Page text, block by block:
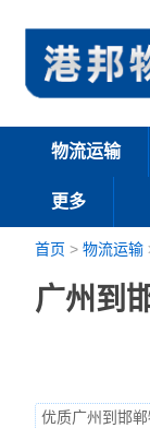
物流运输
更多
首页 >物流运输
广州到
优质广州到邯